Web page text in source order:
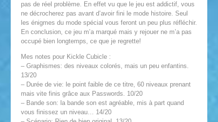
pas de réel problème. En effet vu que le jeu est addictif, vous
ne décrocherez pas avant d’avoir fini le mode histoire. Seul
les énigmes du mode spécial vous feront un peu plus réfléchir.
En conclusion, ce jeu m’a marqué mais y rejouer ne m’a pas
occupé bien longtemps, ce que je regrette!
Mes notes pour Kickle Cubicle :
– Graphismes: des niveaux colorés, mais un peu enfantins.
13/20
– Durée de vie: le point faible de ce titre, 60 niveaux prenant
mais vite finis grâce aux Passwords. 10/20
– Bande son: la bande son est agréable, mis à part quand
vous finissez un niveau… 14/20